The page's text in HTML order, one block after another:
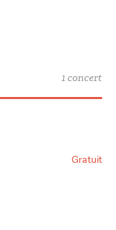
1 concert
Gratuit